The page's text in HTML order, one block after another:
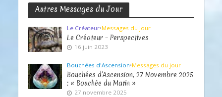
Autres Messages du Jour
Le Créateur•Messages du jour
Le Créateur – Perspectives
16 juin 2023
Bouchées d'Ascension•Messages du jour
Bouchées d’Ascension, 27 Novembre 2025
: « Bouchée du Matin »
27 novembre 2025